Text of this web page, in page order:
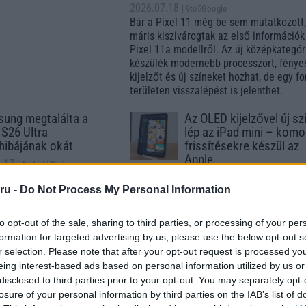
- Do Not Process My Personal Information
opt-out of the sale, sharing to third parties, or processing of your
for targeted advertising by us, please use the below opt-out
selection. Please note that after your opt-out request is processed
interest-based ads based on personal information utilized by us
to third parties prior to your opt-out. You may separately
of your personal information by third parties on the IAB’s list of
2026.07.18 | 9to5Google
Bár a Pixel 11 még be sem mutatkozott,
máris kiszivárogtak az első információk
Pixel 11a modellről. Az új
készülék modernebb processzort,
kijelzőt és új színeket hozhat, de egy
területen visszalépést is jelenthet.
megtalálta a
Ultra
okát
| Android Police
szó, hanem egy
javítanak.
Az OLED kijelzővel új
lép az iPad mini –
frissítésekre készül az
Apple
A pletykák szerint már ősszel
re az Apple teljes iPad kínálata
12 chipgyár is
Arizonában, de
sok a kérdőjel
| 9to5 Mac
Hatalmas üzemidő
növekedést ígérnek a
Samsung új hajlítható
mobiljai –
hivatalos adatok